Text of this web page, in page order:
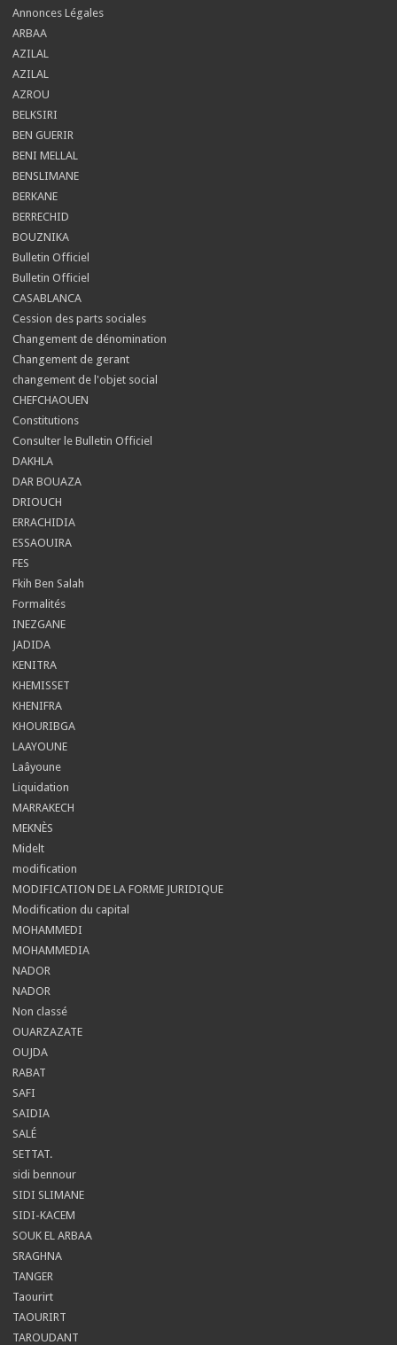
Annonces Légales
ARBAA
AZILAL
AZILAL
AZROU
BELKSIRI
BEN GUERIR
BENI MELLAL
BENSLIMANE
BERKANE
BERRECHID
BOUZNIKA
Bulletin Officiel
Bulletin Officiel
CASABLANCA
Cession des parts sociales
Changement de dénomination
Changement de gerant
changement de l'objet social
CHEFCHAOUEN
Constitutions
Consulter le Bulletin Officiel
DAKHLA
DAR BOUAZA
DRIOUCH
ERRACHIDIA
ESSAOUIRA
FES
Fkih Ben Salah
Formalités
INEZGANE
JADIDA
KENITRA
KHEMISSET
KHENIFRA
KHOURIBGA
LAAYOUNE
Laâyoune
Liquidation
MARRAKECH
MEKNÈS
Midelt
modification
MODIFICATION DE LA FORME JURIDIQUE
Modification du capital
MOHAMMEDI
MOHAMMEDIA
NADOR
NADOR
Non classé
OUARZAZATE
OUJDA
RABAT
SAFI
SAIDIA
SALÉ
SETTAT.
sidi bennour
SIDI SLIMANE
SIDI-KACEM
SOUK EL ARBAA
SRAGHNA
TANGER
Taourirt
TAOURIRT
TAROUDANT